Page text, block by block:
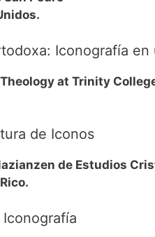
Iconografía
at Trinity
de Iconos
de Estudios